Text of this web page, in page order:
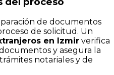
de documentos
de solicitud. Un
en Izmir verifica
y asegura la
notariales y de